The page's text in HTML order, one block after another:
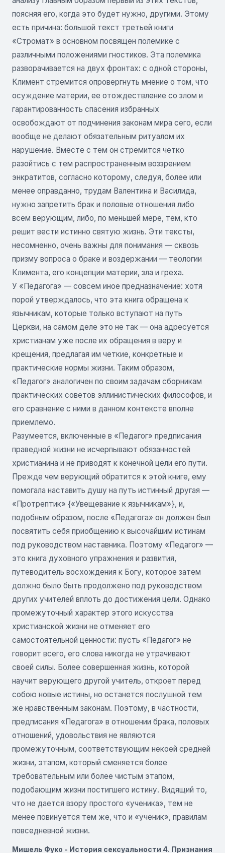
поясняя его, когда это будет нужно, другими. Этому
есть причина: большой текст третьей книги
«Стромат» в основном посвящен полемике с
различными положениями гностиков. Эта полемика
разворачивается на двух фронтах: с одной стороны,
Климент стремится опровергнуть мнение о том, что
осуждение материи, ее отождествление со злом и
гарантированность спасения избранных
освобождают от подчинения законам мира сего, если
вообще не делают обязательным ритуалом их
нарушение. Вместе с тем он стремится четко
разойтись с тем распространенным воззрением
энкратитов, согласно которому, следуя, более или
менее оправданно, трудам Валентина и Василида,
нужно запретить брак и половые отношения либо
всем верующим, либо, по меньшей мере, тем, кто
решит вести истинно святую жизнь. Эти тексты,
несомненно, очень важны для понимания — сквозь
призму вопроса о браке и воздержании — теологии
Климента, его концепции материи, зла и греха.
У «Педагога» — совсем иное предназначение: хотя
порой утверждалось, что эта книга обращена к
язычникам, которые только вступают на путь
Церкви, на самом деле это не так — она адресуется
христианам уже после их обращения в веру и
крещения, предлагая им четкие, конкретные и
практические нормы жизни. Таким образом,
«Педагог» аналогичен по своим задачам сборникам
практических советов эллинистических философов, и
его сравнение с ними в данном контексте вполне
приемлемо.
Разумеется, включенные в «Педагог» предписания
праведной жизни не исчерпывают обязанностей
христианина и не приводят к конечной цели его пути.
Прежде чем верующий обратится к этой книге, ему
помогала наставить душу на путь истинный другая —
«Протрептик» {«Увещевание к язычникам»}, и,
подобным образом, после «Педагога» он должен был
посвятить себя приобщению к высочайшим истинам
под руководством наставника. Поэтому «Педагог» —
это книга духовного упражнения и развития,
путеводитель восхождения к Богу, которое затем
должно было быть продолжено под руководством
других учителей вплоть до достижения цели. Однако
промежуточный характер этого искусства
христианской жизни не отменяет его
самостоятельной ценности: пусть «Педагог» не
говорит всего, его слова никогда не утрачивают
своей силы. Более совершенная жизнь, которой
научит верующего другой учитель, откроет перед
собою новые истины, но останется послушной тем
же нравственным законам. Поэтому, в частности,
предписания «Педагога» в отношении брака, половых
отношений, удовольствия не являются
промежуточным, соответствующим некоей средней
жизни, этапом, который сменяется более
требовательным или более чистым этапом,
подобающим жизни постигшего истину. Видящий то,
что не дается взору простого «ученика», тем не
менее повинуется тем же, что и «ученик», правилам
повседневной жизни.
Мишель Фуко - История сексуальности 4. Признания